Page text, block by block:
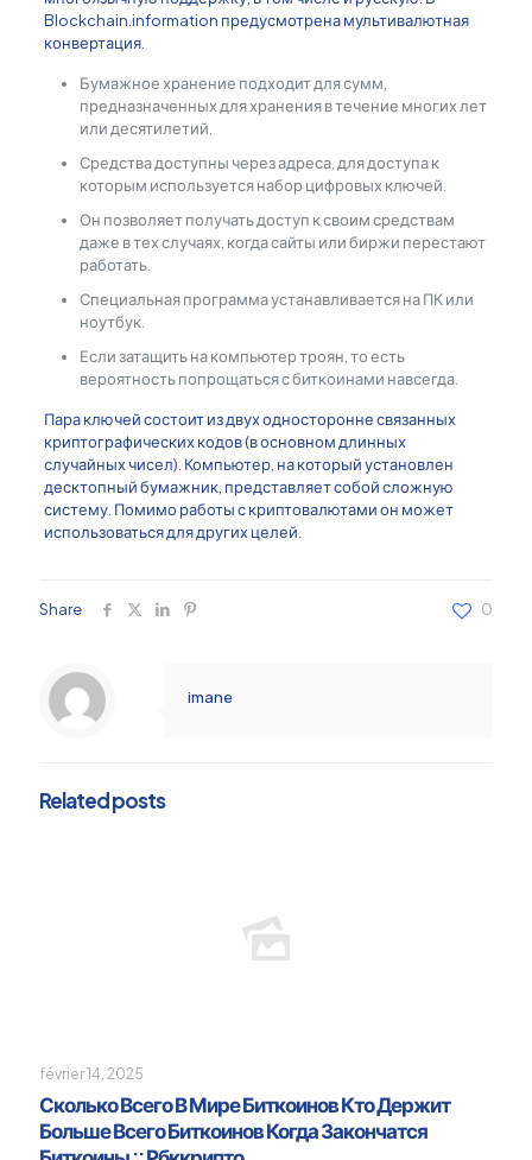
Blockchain.information предусмотрена мультивалютная
конвертация.
Бумажное хранение подходит для сумм,
предназначенных для хранения в течение многих лет
или десятилетий.
Средства доступны через адреса, для доступа к
которым используется набор цифровых ключей.
Он позволяет получать доступ к своим средствам
даже в тех случаях, когда сайты или биржи перестают
работать.
Специальная программа устанавливается на ПК или
ноутбук.
Если затащить на компьютер троян, то есть
вероятность попрощаться с биткоинами навсегда.
Пара ключей состоит из двух односторонне связанных
криптографических кодов (в основном длинных
случайных чисел). Компьютер, на который установлен
десктопный бумажник, представляет собой сложную
систему. Помимо работы с криптовалютами он может
использоваться для других целей.
Share 0
imane
Related posts
février 14, 2025
Сколько Всего В Мире Биткоинов Кто Держит
Больше Всего Биткоинов Когда Закончатся